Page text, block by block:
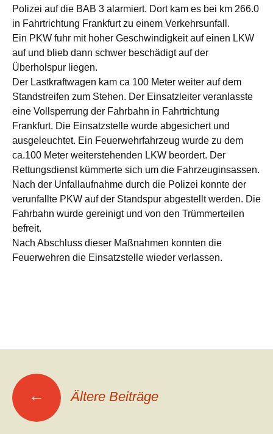
Polizei auf die BAB 3 alarmiert. Dort kam es bei km 266.0
in Fahrtrichtung Frankfurt zu einem Verkehrsunfall.
Ein PKW fuhr mit hoher Geschwindigkeit auf einen LKW
auf und blieb dann schwer beschädigt auf der
Überholspur liegen.
Der Lastkraftwagen kam ca 100 Meter weiter auf dem
Standstreifen zum Stehen. Der Einsatzleiter veranlasste
eine Vollsperrung der Fahrbahn in Fahrtrichtung
Frankfurt. Die Einsatzstelle wurde abgesichert und
ausgeleuchtet. Ein Feuerwehrfahrzeug wurde zu dem
ca.100 Meter weiterstehenden LKW beordert. Der
Rettungsdienst kümmerte sich um die Fahrzeuginsassen.
Nach der Unfallaufnahme durch die Polizei konnte der
verunfallte PKW auf der Standspur abgestellt werden. Die
Fahrbahn wurde gereinigt und von den Trümmerteilen
befreit.
Nach Abschluss dieser Maßnahmen konnten die
Feuerwehren die Einsatzstelle wieder verlassen.
Beitragsnavigation
← Ältere Beiträge